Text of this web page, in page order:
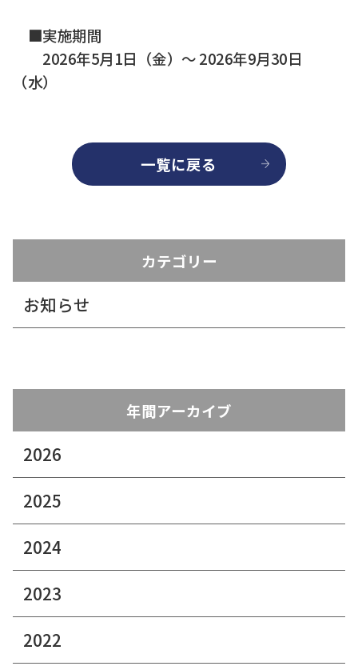
■実施期間
2026年5月1日（金）～ 2026年9月30日
（水）
一覧に戻る
カテゴリー
お知らせ
年間アーカイブ
2026
2025
2024
2023
2022